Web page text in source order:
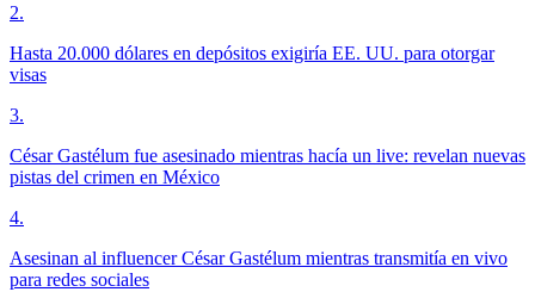
2.
Hasta 20.000 dólares en depósitos exigiría EE. UU. para otorgar
visas
3.
César Gastélum fue asesinado mientras hacía un live: revelan nuevas
pistas del crimen en México
4.
Asesinan al influencer César Gastélum mientras transmitía en vivo
para redes sociales